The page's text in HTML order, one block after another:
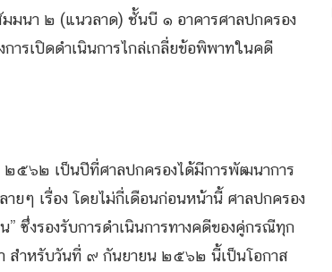
นา ๒ (แนวลาด) ชั้นบี ๑ อาคารศาลปกครอง
ารเปิดดำเนินการไกล่เกลี่ยข้อพิพาทในคดี
๒๕๖๒ เป็นปีที่ศาลปกครองได้มีการพัฒนาการ
ยๆ เรื่อง โดยไม่กี่เดือนก่อนหน้านี้ ศาลปกครอง
ซึ่งรองรับการดำเนินการทางคดีของคู่กรณีทุก
สำหรับวันที่ ๙ กันยายน ๒๕๖๒ นี้เป็นโอกาส